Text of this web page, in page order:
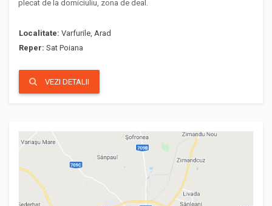
plecat de la domiciuliu, zona de deal.
Localitate: Varfurile, Arad
Reper: Sat Poiana
VEZI DETALII